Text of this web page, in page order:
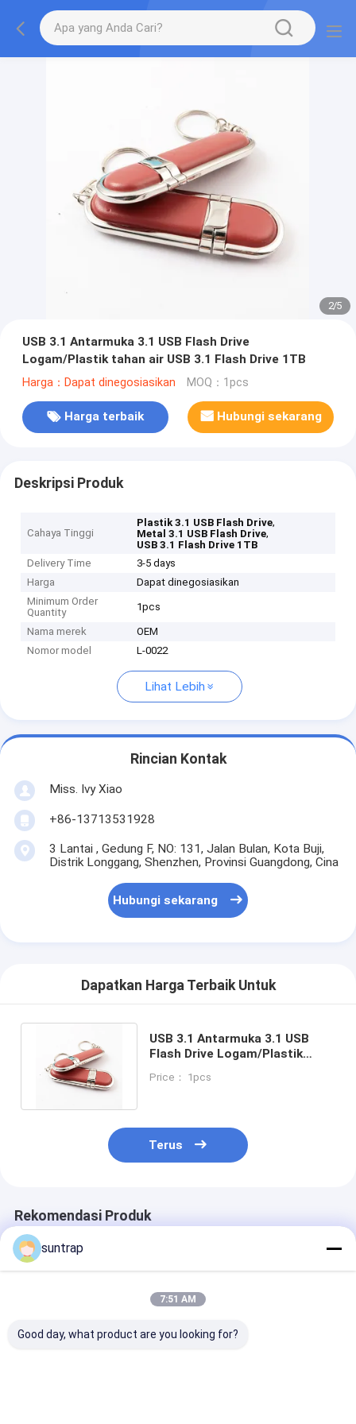
2/5
USB 3.1 Antarmuka 3.1 USB Flash Drive
Logam/Plastik tahan air USB 3.1 Flash Drive 1TB
Harga：Dapat dinegosiasikan MOQ：1pcs
Harga terbaik Hubungi sekarang
Deskripsi Produk
Cahaya Tinggi
Plastik 3.1 USB Flash Drive,
Metal 3.1 USB Flash Drive,
USB 3.1 Flash Drive 1TB
Delivery Time
3-5 days
Harga
Dapat dinegosiasikan
Minimum Order
Quantity
1pcs
Nama merek
OEM
Nomor model
L-0022
Lihat Lebih
Rincian Kontak
Miss. Ivy Xiao
+86-13713531928
3 Lantai , Gedung F, NO: 131, Jalan Bulan, Kota Buji,
Distrik Longgang, Shenzhen, Provinsi Guangdong, Cina
Hubungi sekarang
Dapatkan Harga Terbaik Untuk
USB 3.1 Antarmuka 3.1 USB
Flash Drive Logam/Plastik
1TB
Price： 1pcs
Terus
Rekomendasi Produk
suntrap
7:51 AM
Good day, what product are you looking for?